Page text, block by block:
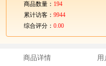
商品数量： 194
累计访客： 9944
综合评分： 0.00
商品详情 用